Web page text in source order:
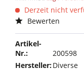
Derzeit nicht
Bewerten
Artikel-
Nr.:
200598
Hersteller:Diverse